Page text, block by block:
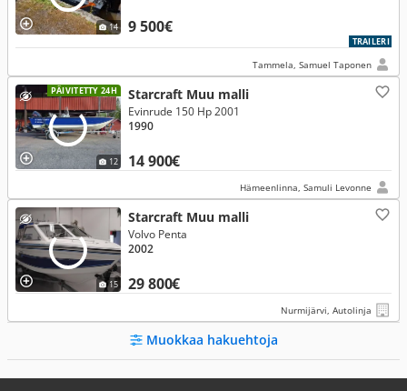
14 9 500€
TRAILERI
Tammela, Samuel Taponen
PÄIVITETTY 24H
12
Starcraft Muu malli
14 900€
Evinrude 150 Hp 2001
1990
Hämeenlinna, Samuli Levonne
15
Starcraft Muu malli
29 800€
Volvo Penta
2002
Nurmijärvi, Autolinja
Muokkaa hakuehtoja